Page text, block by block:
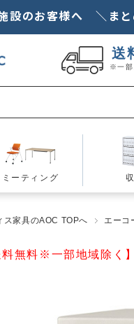
設のお客様へ ＼ま
送
※一部
ミーティング
ス家具のAOC TOPへ エーコ
料無料※一部地域除く